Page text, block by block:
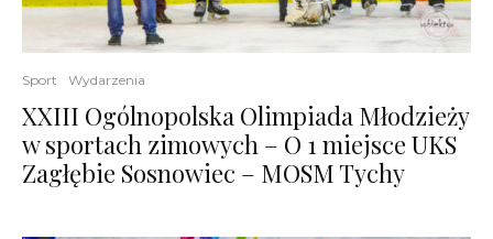
Sport Wydarzenia
XXIII Ogólnopolska Olimpiada Młodzieży
w sportach zimowych – O 1 miejsce UKS
Zagłębie Sosnowiec – MOSM Tychy